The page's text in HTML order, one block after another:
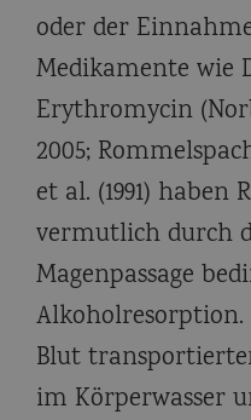
oder der
Medikamente wie
Erythromycin
2005;
et al. (1991) haben
vermutlich durch
Magenpassage
Blut
im Körperwasser